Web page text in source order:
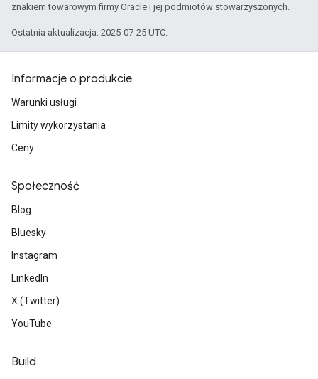
znakiem towarowym firmy Oracle i jej podmiotów stowarzyszonych.
Ostatnia aktualizacja: 2025-07-25 UTC.
Informacje o produkcie
Warunki usługi
Limity wykorzystania
Ceny
Społeczność
Blog
Bluesky
Instagram
LinkedIn
X (Twitter)
YouTube
Build